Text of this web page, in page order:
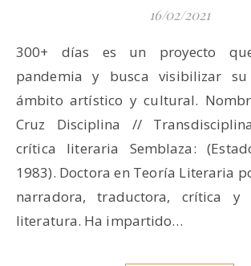
16/02/2021
300+ días es un proyecto que registra la
pandemia y busca visibilizar
ámbito artístico y cultural.
Cruz Disciplina //
crítica literaria Semblaza:
1983). Doctora en Teoría Literaria
narradora, traductora, crítica y
literatura. Ha impartido…